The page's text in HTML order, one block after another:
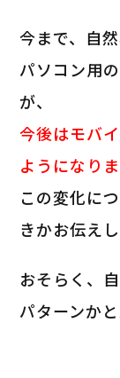
今まで、自
パソコン用
が、
今後はモバ
ようになりま
この変化に
きかお伝えし
おそらく、
パターンかと